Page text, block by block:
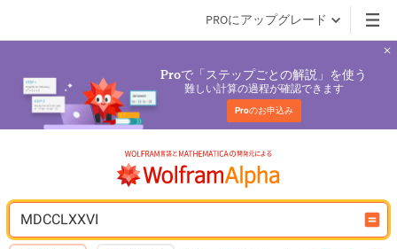
PROにアップグレード
Proで「ステップごとの解説」を使う
難しい計算の過程が確認できます
Proのお申込み
MDCCLXXVI